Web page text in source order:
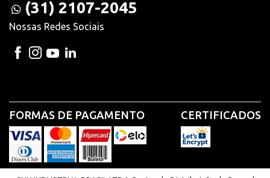
(31) 2107-2045
Nossas Redes Sociais
FORMAS DE PAGAMENTO CERTIFICADOS